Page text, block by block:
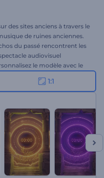
des sites anciens à travers le
de ruines anciennes.
du passé rencontrent les
audiovisuel
le modèle avec le
artiste, téléchargez votre
sur les plateformes de
de fans. Parfait pour les
musiciens qui souhaitent
le dès maintenant !
1:1